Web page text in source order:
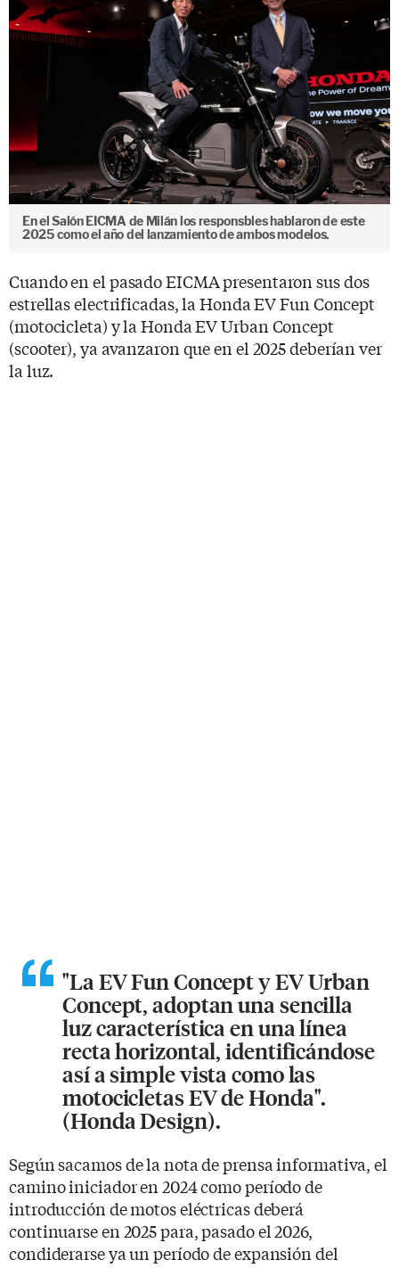
En el Salón EICMA de Milán los responsbles hablaron de este
2025 como el año del lanzamiento de ambos modelos.
Cuando en el pasado EICMA presentaron sus dos
estrellas electrificadas, la Honda EV Fun Concept
(motocicleta) y la Honda EV Urban Concept
(scooter), ya avanzaron que en el 2025 deberían ver
la luz.
"La EV Fun Concept y EV Urban
Concept, adoptan una sencilla
luz característica en una línea
recta horizontal, identificándose
así a simple vista como las
motocicletas EV de Honda".
(Honda Design).
Según sacamos de la nota de prensa informativa, el
camino iniciador en 2024 como período de
introducción de motos eléctricas deberá
continuarse en 2025 para, pasado el 2026,
condiderarse ya un período de expansión del